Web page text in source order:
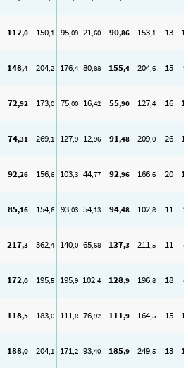
112,0 150,1 95,09 21,60 90,86 153,1 13
148,4 204,2 176,4 80,88 155,4 204,6 15 9
72,92 173,0 75,00 16,42 55,90 127,4 16
74,31 269,1 127,9 12,96 91,48 209,0 26
92,26 156,6 103,3 44,77 92,96 166,6 20
85,16 154,6 93,03 54,13 94,48 102,8 11 9
217,3 362,4 140,0 65,68 137,3 211,5 11 8
172,0 195,5 195,9 102,4 128,9 196,8 18 8
118,5 183,0 111,8 76,92 111,9 164,5 15
188,0 204,1 171,2 93,40 185,9 249,5 13